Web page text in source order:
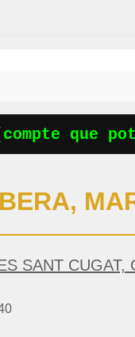
que
SANT CUGAT,